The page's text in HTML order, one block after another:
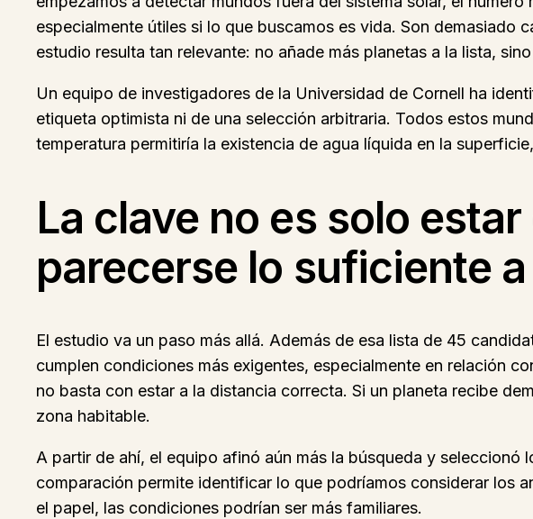
especialmente útiles si lo que buscamos es vida. Son demasiado
estudio resulta tan relevante: no añade más planetas a la lista,
Un equipo de investigadores de la Universidad de Cornell ha
etiqueta optimista ni de una selección arbitraria. Todos estos
temperatura permitiría la existencia de agua líquida en la
La clave no es solo
parecerse lo suficiente
El estudio va un paso más allá. Además de esa lista de 45
cumplen condiciones más exigentes, especialmente en relación
no basta con estar a la distancia correcta. Si un planeta recibe
zona habitable.
A partir de ahí, el equipo afinó aún más la búsqueda y seleccionó
comparación permite identificar lo que podríamos considerar los
el papel, las condiciones podrían ser más familiares.